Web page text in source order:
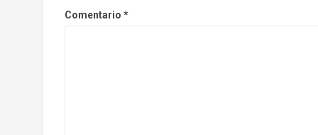
Comentario *